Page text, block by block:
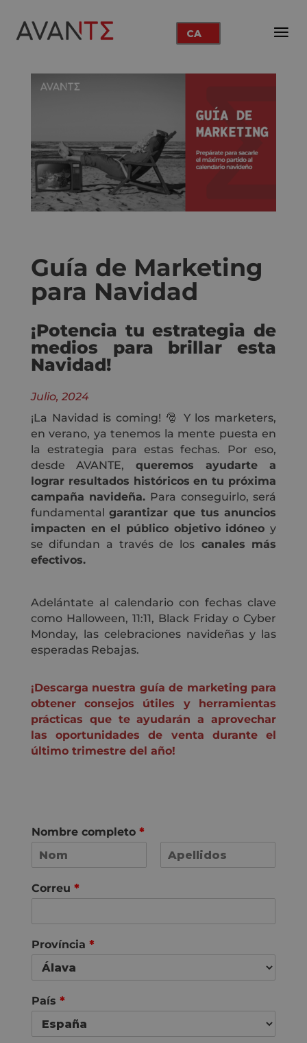
CA
Guía de Marketing
para Navidad
¡Potencia tu estrategia de
medios para brillar esta
Navidad!
Julio, 2024
¡La Navidad is coming! 🎅 Y los marketers,
en verano, ya tenemos la mente puesta en
la estrategia para estas fechas. Por eso,
desde AVANTE, queremos ayudarte a
lograr resultados históricos en tu próxima
campaña navideña. Para conseguirlo, será
fundamentalgarantizar que tus anuncios
impacten en el público objetivo idóneoy
se difundan a través de loscanales más
efectivos.
Adelántate al calendario con fechas clave
como Halloween, 11:11, Black Friday o Cyber
Monday, las celebraciones navideñas y las
esperadas Rebajas.
¡Descarga nuestra guía de marketing para
obtener consejos útiles y herramientas
prácticas que te ayudarán a aprovechar
las oportunidades de venta durante el
último trimestre del año!
Nombre completo *
o
m
m
Correu *
Província *
País *